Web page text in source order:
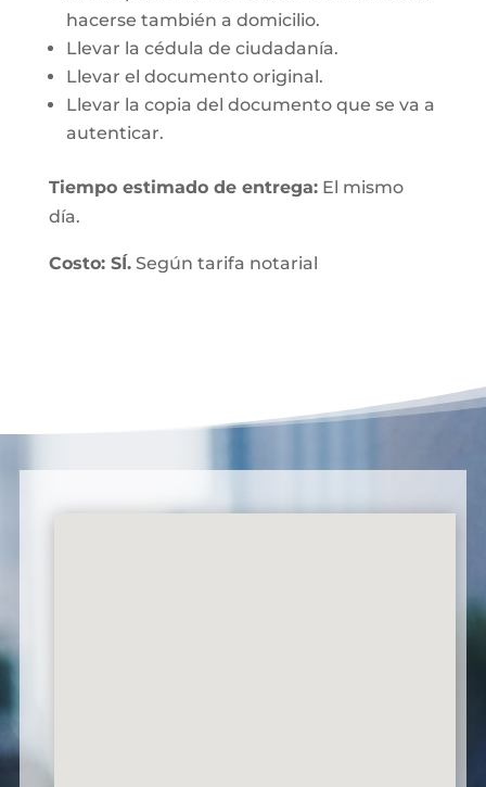
hacerse también a domicilio.
Llevar la cédula de ciudadanía.
Llevar el documento original.
Llevar la copia del documento que se va a
autenticar.
Tiempo estimado de entrega:El mismo
día.
Costo: SÍ.Según tarifa notarial